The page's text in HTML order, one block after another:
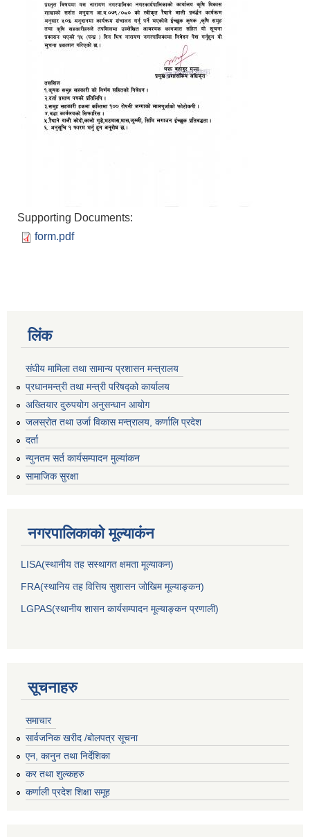
Supporting Documents:
form.pdf
लिंक
संघीय मामिला तथा सामान्य प्रशासन मन्त्रालय
प्रधानमन्त्री तथा मन्त्री परिषद्को कार्यालय
अख्तियार दुरुपयोग अनुसन्धान आयोग
जलस्रोत तथा उर्जा विकास मन्त्रालय, कर्णालि प्रदेश
दर्ता
न्युनतम सर्त कार्यसम्पादन मुल्यांकन
सामाजिक सुरक्षा
नगरपालिकाकाे मूल्याकंन
LISA(स्थानीय तह सस्थागत क्षमता मूल्याक‌न)
FRA(स्थानिय तह वित्तिय सुशासन जोखिम मूल्याङ्कन)
LGPAS(स्थानीय शासन कार्यसम्पादन मूल्याङ्कन प्रणाली)
सूचनाहरु
समाचार
सार्वजनिक खरीद /बोलपत्र सूचना
एन, कानुन तथा निर्देशिका
कर तथा शुल्कहरु
कर्णाली प्रदेश शिक्षा समूह